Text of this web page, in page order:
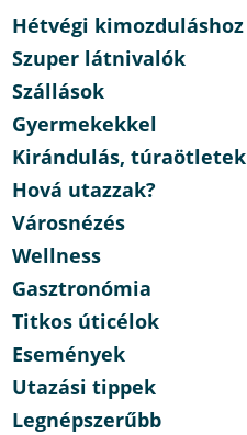
Hétvégi kimozduláshoz
Szuper látnivalók
Szállások
Gyermekekkel
Kirándulás, túraötletek
Hová utazzak?
Városnézés
Wellness
Gasztronómia
Titkos úticélok
Események
Utazási tippek
Legnépszerűbb